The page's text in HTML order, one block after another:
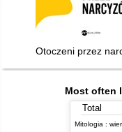
Otoczeni przez
Most often
Total